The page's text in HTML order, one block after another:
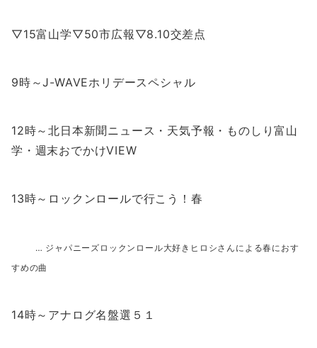
▽15富山学▽50市広報▽8.10交差点
9時～J-WAVEホリデースペシャル
12時～北日本新聞ニュース・天気予報・ものしり富山
学・週末おでかけVIEW
13時～ロックンロールで行こう！春
… ジャパニーズロックンロール大好きヒロシさんによる春におす
すめの曲
14時～アナログ名盤選５１